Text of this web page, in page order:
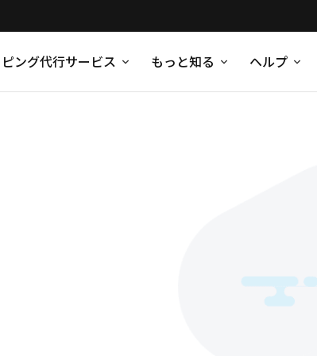
ング代行サービス もっと知る ヘルプ